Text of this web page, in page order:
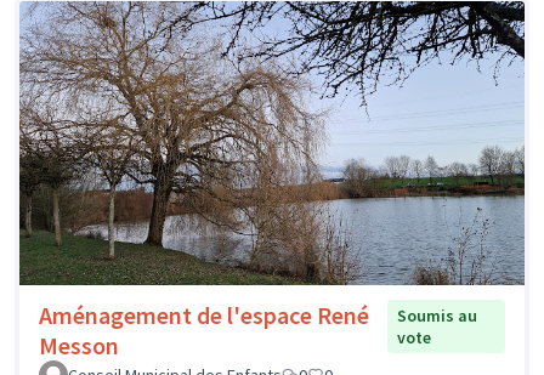
Aménagement de l'espace René
Messon
Soumis au
vote